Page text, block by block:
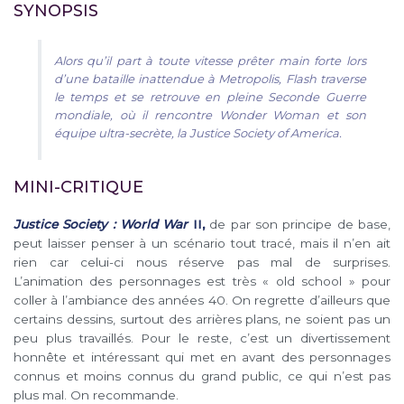
SYNOPSIS
Alors qu’il part à toute vitesse prêter main forte lors
d’une bataille inattendue à Metropolis, Flash traverse
le temps et se retrouve en pleine Seconde Guerre
mondiale, où il rencontre Wonder Woman et son
équipe ultra-secrète, la Justice Society of America.
MINI-CRITIQUE
Justice Society : World WarII, de par son principe de base,
peut laisser penser à un scénario tout tracé, mais il n’en ait
rien car celui-ci nous réserve pas mal de surprises.
L’animation des personnages est très « old school » pour
coller à l’ambiance des années 40. On regrette d’ailleurs que
certains dessins, surtout des arrières plans, ne soient pas un
peu plus travaillés. Pour le reste, c’est un divertissement
honnête et intéressant qui met en avant des personnages
connus et moins connus du grand public, ce qui n’est pas
plus mal. On recommande.